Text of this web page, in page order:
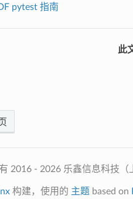
pytest 指南
此
2016 - 2026 乐鑫信息科技（
构建，使用的 主题 based on